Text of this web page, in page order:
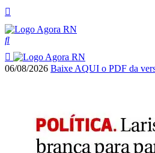
06/08/2026 Baixe AQUI o PDF da